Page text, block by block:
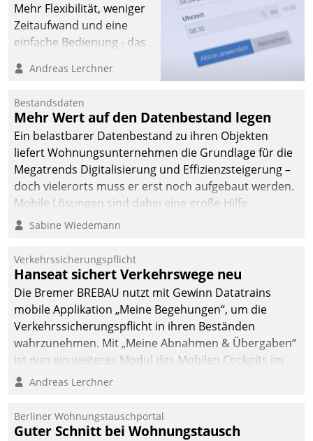
Mehr Flexibilität, weniger
Zeitaufwand und eine
einfache Bedienung - das
Cockpit für mobile
Datatrain. Die meravis
Wohnungsbau- und
Immobilien GmbH hat
sich dabei für den Betrieb
der Lösung über die SAP
Cloud Platform
entschieden - als erstes
Unternehmen am
Andreas Lerchner
Bestandsdaten
Mehr Wert auf den Datenbestand legen
Ein belastbarer Datenbestand zu ihren Objekten
liefert Wohnungsunternehmen die Grundlage für die
Megatrends Digitalisierung und Effizienzsteigerung –
doch vielerorts muss er erst noch aufgebaut werden.
Mobile Lösungen sind dabei eine große Hilfe.
Sabine Wiedemann
Verkehrssicherungspflicht
Hanseat sichert Verkehrswege neu
Die Bremer BREBAU nutzt mit Gewinn Datatrains
mobile Applikation „Meine Begehungen“, um die
Verkehrssicherungspflicht in ihren Beständen
wahrzunehmen. Mit „Meine Abnahmen & Übergaben“
ist nun ein weiteres Modul des Mobilen Cockpits im
Einsatz.
Andreas Lerchner
Berliner Wohnungstauschportal
Guter Schnitt bei Wohnungstausch